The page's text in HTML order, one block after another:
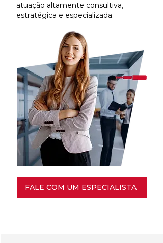
atuação altamente consultiva,
estratégica e especializada.
FALE COM UM ESPECIALISTA